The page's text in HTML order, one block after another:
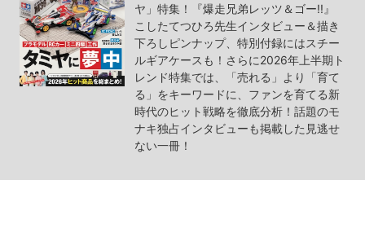
ヤ」特集！『爆走兄弟レッツ＆ゴー!!』
こしたてつひろ先生インタビュー＆描き
下ろしピンナップ、特別付録にはスチー
ルギアケースも！さらに2026年上半期ト
レンド特集では、「売れる」より「育て
る」をキーワードに、ファンを育てる新
時代のヒット戦略を徹底分析！話題のモ
ナキ独占インタビューも掲載した見逃せ
ない一冊！